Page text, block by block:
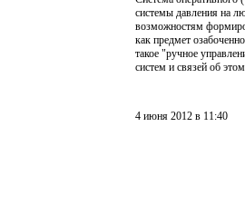
системы давления на
возможностям
как предмет
такое "ручное
систем и связей об
4 июня 2012 в 11:40